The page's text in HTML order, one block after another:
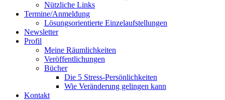
Nützliche Links
Termine/Anmeldung
Lösungsorientierte Einzelaufstellungen
Newsletter
Profil
Meine Räumlichkeiten
Veröffentlichungen
Bücher
Die 5 Stress-Persönlichkeiten
Wie Veränderung gelingen kann
Kontakt